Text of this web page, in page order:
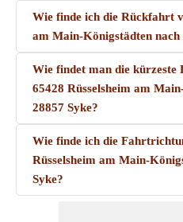
Wie finde ich die Rückfahrt
am Main-Königstädten nach
Wie findet man die
65428 Rüsselsheim am
28857 Syke?
Wie finde ich die
Rüsselsheim am Main-
Syke?